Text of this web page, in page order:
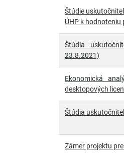
Štúdie
ÚHP k hodnoteniu
Štúdia
23.8.2021)
Ekonomická
desktopových
Štúdia
Zámer projektu